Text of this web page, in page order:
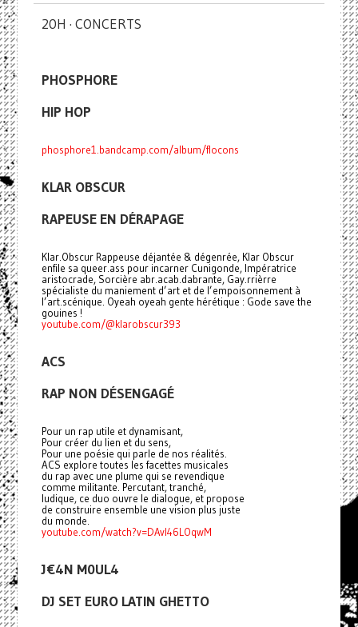
20H · CONCERTS
PHOSPHORE
HIP HOP
phosphore1.bandcamp.com/album/flocons
KLAR OBSCUR
RAPEUSE EN DÉRAPAGE
Klar.Obscur Rappeuse déjantée & dégenrée, Klar Obscur
enfile sa queer.ass pour incarner Cunigonde, Impératrice
aristocrade, Sorcière abr.acab.dabrante, Gay.rrièrre
spécialiste du maniement d’art et de l’empoisonnement à
l’art.scénique. Oyeah oyeah gente hérétique : Gode save the
gouines !
youtube.com/@klarobscur393
ACS
RAP NON DÉSENGAGÉ
Pour un rap utile et dynamisant,
Pour créer du lien et du sens,
Pour une poésie qui parle de nos réalités.
ACS explore toutes les facettes musicales
du rap avec une plume qui se revendique
comme militante. Percutant, tranché,
ludique, ce duo ouvre le dialogue, et propose
de construire ensemble une vision plus juste
du monde.
youtube.com/watch?v=DAvI46LOqwM
J€4N M0UL4
DJ SET EURO LATIN GHETTO